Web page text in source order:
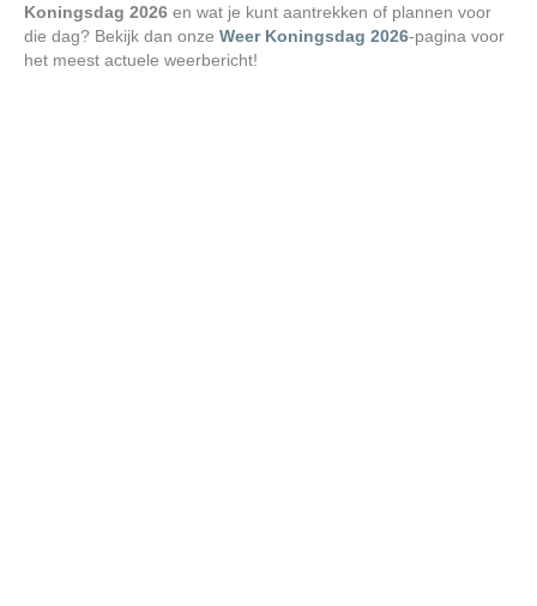
Koningsdag 2026 en wat je kunt aantrekken of plannen voor
die dag? Bekijk dan onze Weer Koningsdag 2026-pagina voor
het meest actuele weerbericht!